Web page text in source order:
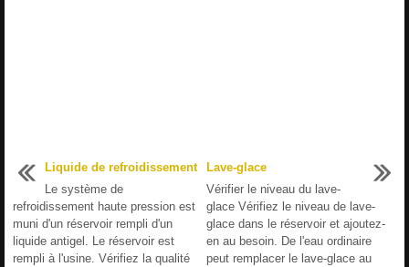
Liquide de refroidissement
Le système de
refroidissement haute pression est
muni d'un réservoir rempli d'un
liquide antigel. Le réservoir est
rempli à l'usine. Vérifiez la qualité
Lave-glace
Vérifier le niveau du lave-
glace Vérifiez le niveau de lave-
glace dans le réservoir et ajoutez-
en au besoin. De l'eau ordinaire
peut remplacer le lave-glace au